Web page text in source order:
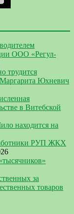
ООО «Регул-
трудится
Маргарита Юхневич
в Витебской
находится на
РУП ЖКХ
за
товаров